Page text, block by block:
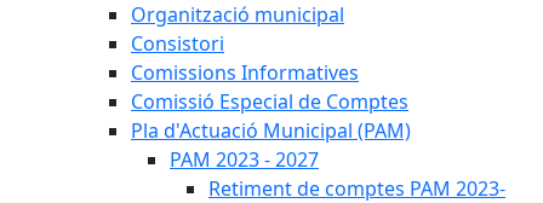
Organització municipal
Consistori
Comissions Informatives
Comissió Especial de Comptes
Pla d'Actuació Municipal (PAM)
PAM 2023 - 2027
Retiment de comptes PAM 2023-